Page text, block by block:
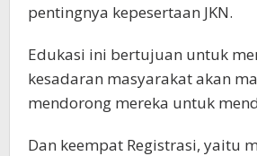
pentingnya kepesertaan JKN.
Edukasi ini bertujuan untuk
kesadaran masyarakat akan
mendorong mereka untuk
Dan keempat Registrasi, yaitu